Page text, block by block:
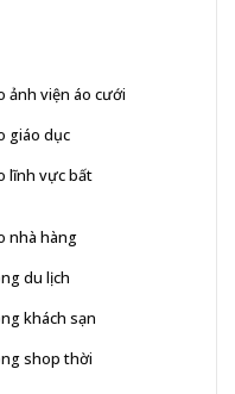
ảnh viện áo cưới
giáo dục
lĩnh vực bất
nhà hàng
du lịch
khách sạn
shop thời